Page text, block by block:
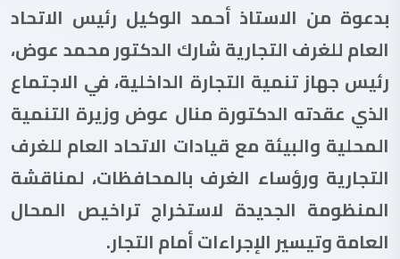
بدعوة من الاستاذ أحمد الوكيل رئيس الاتحاد
العام للغرف التجارية شارك الدكتور محمد عوض،
رئيس جهاز تنمية التجارة الداخلية، في الاجتماع
الذي عقدته الدكتورة منال عوض وزيرة التنمية
المحلية والبيئة مع قيادات الاتحاد العام للغرف
التجارية ورؤساء الغرف بالمحافظات، لمناقشة
المنظومة الجديدة لاستخراج تراخيص المحال
العامة وتيسير الإجراءات أمام التجار.